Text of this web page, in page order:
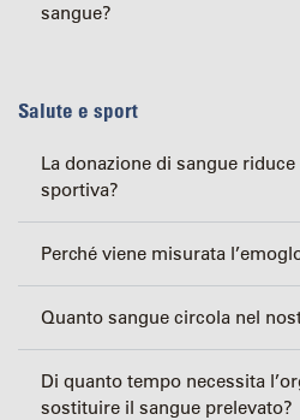
sangue?
Salute e sport
La donazione di sangue
sportiva?
Perché viene misurata
Quanto sangue circola nel
Di quanto tempo necessita
sostituire il sangue prelevato?